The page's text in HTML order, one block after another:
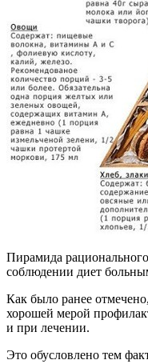
Пирамида
соблюдении диет
Как было ранее
хорошей мерой
и при лечении.
Это обусловлено тем